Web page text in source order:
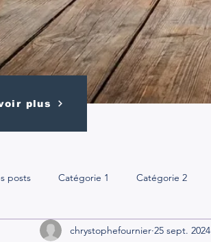
plus
posts Catégorie 1 Catégorie 2
chrystophefournier 25 sept. 2024